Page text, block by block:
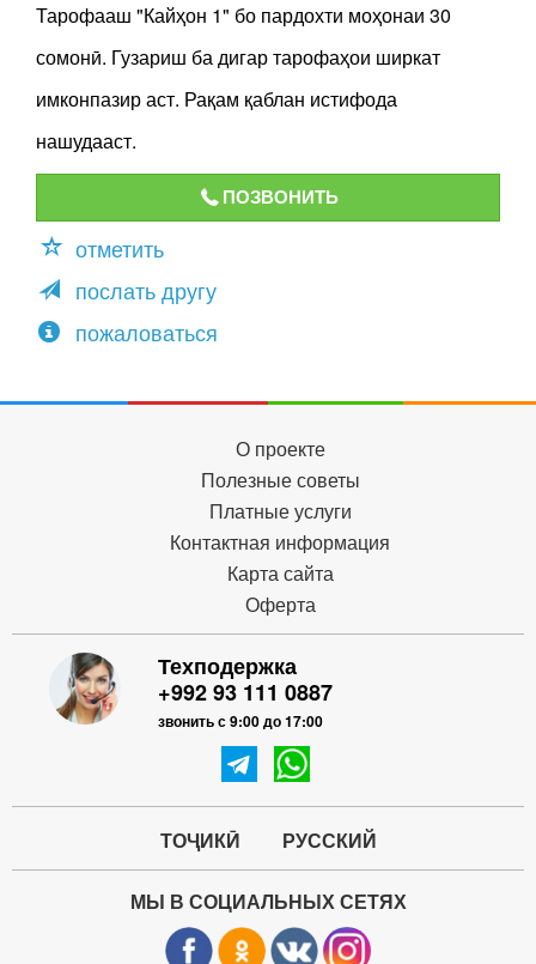
Тарофааш "Кайҳон 1" бо пардохти моҳонаи 30
сомонӣ. Гузариш ба дигар тарофаҳои ширкат
имконпазир аст. Рақам қаблан истифода
нашудааст.
ПОЗВОНИТЬ
отметить
послать другу
пожаловаться
О проекте
Полезные советы
Платные услуги
Контактная информация
Карта сайта
Оферта
Техподержка
+992 93 111 0887
звонить с 9:00 до 17:00
ТОҶИКӢ РУССКИЙ
МЫ В СОЦИАЛЬНЫХ СЕТЯХ